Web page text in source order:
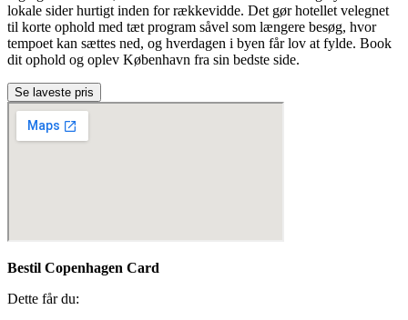
lokale sider hurtigt inden for rækkevidde. Det gør hotellet velegnet
til korte ophold med tæt program såvel som længere besøg, hvor
tempoet kan sættes ned, og hverdagen i byen får lov at fylde. Book
dit ophold og oplev København fra sin bedste side.
Se laveste pris
Bestil Copenhagen Card
Dette får du: